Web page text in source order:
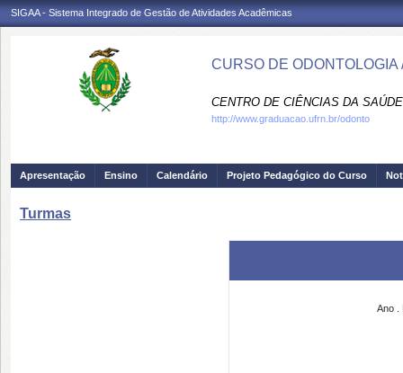
SIGAA - Sistema Integrado de Gestão de Atividades Acadêmicas
CURSO DE ODONTOLOGIA
CENTRO DE CIÊNCIAS DA
http://www.graduacao.ufrn.br/odonto
Apresentação Ensino Calendário Projeto Pedagógico do Curso
Turmas
Ano